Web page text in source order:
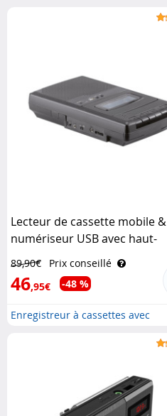
Lecteur de cassette mobile &
numériseur USB avec haut-
parleur, prise casque et
microphone Auvisio
89,90€ Prix conseillé
46,95€ -48 %
Enregistreur à cassettes avec